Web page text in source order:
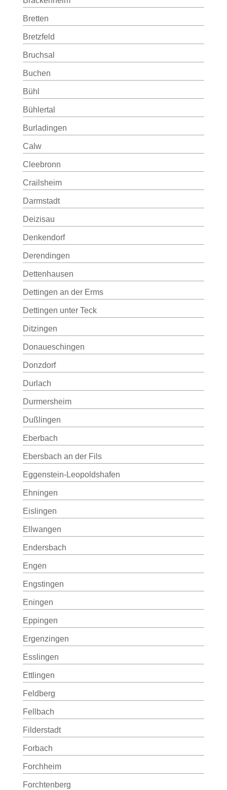
Bretten
Bretzfeld
Bruchsal
Buchen
Bühl
Bühlertal
Burladingen
Calw
Cleebronn
Crailsheim
Darmstadt
Deizisau
Denkendorf
Derendingen
Dettenhausen
Dettingen an der Erms
Dettingen unter Teck
Ditzingen
Donaueschingen
Donzdorf
Durlach
Durmersheim
Dußlingen
Eberbach
Ebersbach an der Fils
Eggenstein-Leopoldshafen
Ehningen
Eislingen
Ellwangen
Endersbach
Engen
Engstingen
Eningen
Eppingen
Ergenzingen
Esslingen
Ettlingen
Feldberg
Fellbach
Filderstadt
Forbach
Forchheim
Forchtenberg